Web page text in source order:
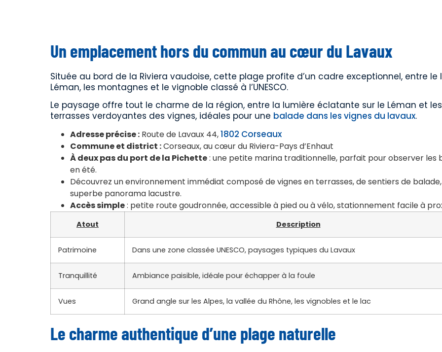
Un emplacement hors du commun au cœur du Lavaux
Située au bord de la Riviera vaudoise, cette plage profite d’un cadre exceptionnel, entre le
Léman, les montagnes et le vignoble classé à l’UNESCO.
Le paysage offre tout le charme de la région, entre la lumière éclatante sur le Léman et les
terrasses verdoyantes des vignes, idéales pour une balade dans les vignes du lavaux.
Adresse précise : Route de Lavaux 44,1802 Corseaux
Commune et district :Corseaux, au cœur du Riviera-Pays d’Enhaut
À deux pas du port de la Pichette: une petite marina traditionnelle, parfait pour observer les
en été.
Découvrez un environnement immédiat composé de vignes en terrasses, de sentiers de balade,
superbe panorama lacustre.
Accès simple: petite route goudronnée, accessible à pied ou à vélo, stationnement facile à
Atout Description
Patrimoine Dans une zone classée UNESCO, paysages typiques du Lavaux
Tranquillité Ambiance paisible, idéale pour échapper à la foule
Vues Grand angle sur les Alpes, la vallée du Rhône, les vignobles et le lac
Le charme authentique d’une plage naturelle